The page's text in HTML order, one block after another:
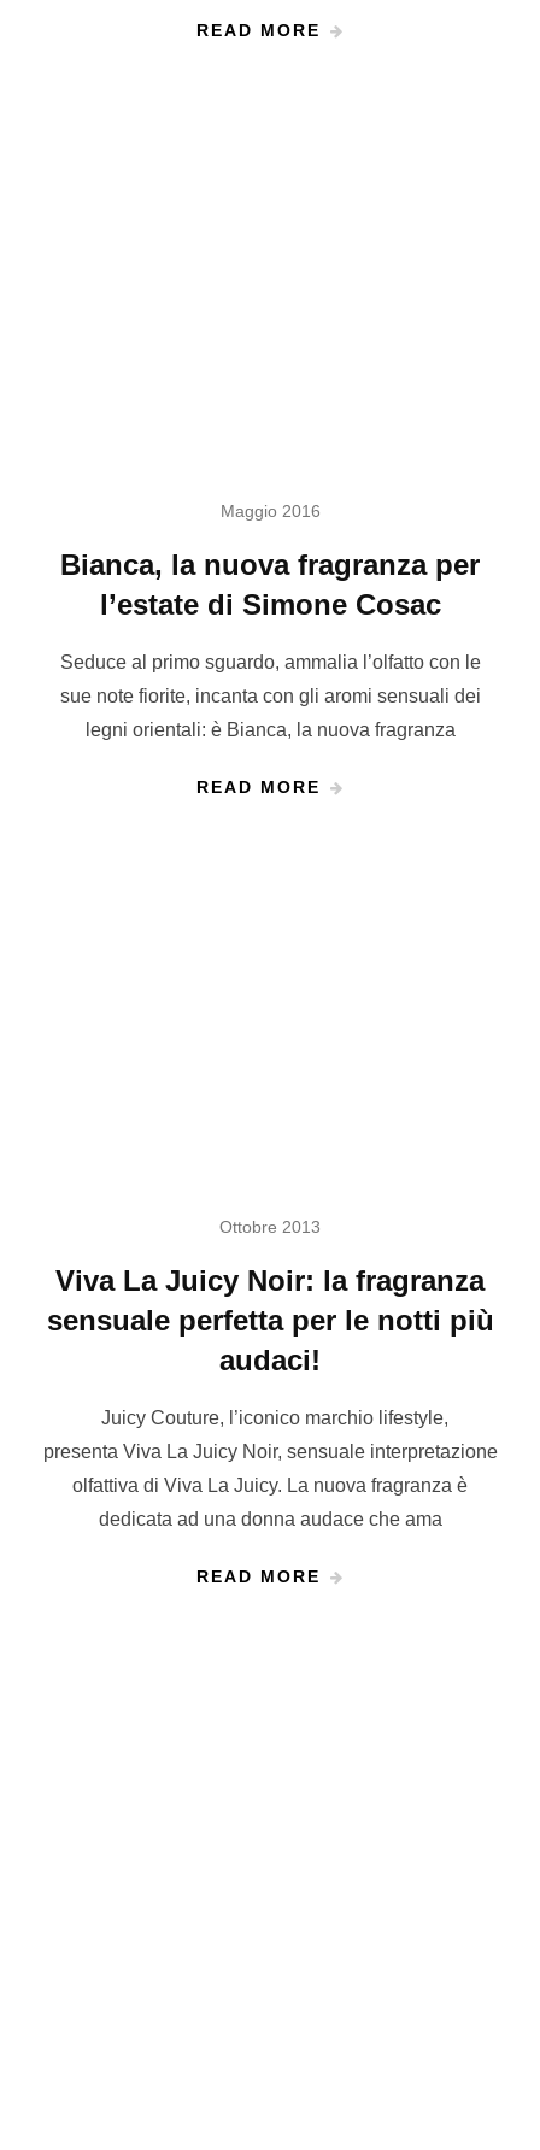
READ MORE
Maggio 2016
Bianca, la nuova fragranza per
l’estate di Simone Cosac
Seduce al primo sguardo, ammalia l’olfatto con le
sue note fiorite, incanta con gli aromi sensuali dei
legni orientali: è Bianca, la nuova fragranza
READ MORE
Ottobre 2013
Viva La Juicy Noir‏: la fragranza
sensuale perfetta per le notti più
audaci!
Juicy Couture, l’iconico marchio lifestyle,
presenta Viva La Juicy Noir, sensuale interpretazione
olfattiva di Viva La Juicy. La nuova fragranza è
dedicata ad una donna audace che ama
READ MORE